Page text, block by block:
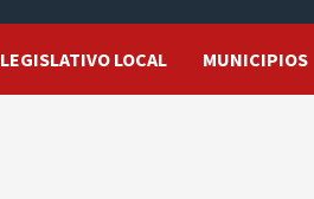
LEGISLATIVO LOCAL MUNICIPIOS